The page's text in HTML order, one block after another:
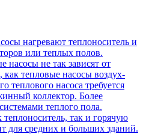
нагревают теплоноситель и
или теплых полов.
насосы не так зависят от
тепловые насосы воздух-
теплового насоса требуется
коллектор. Более
теплого пола.
теплоноситель, так и горячую
для средних и больших зданий.